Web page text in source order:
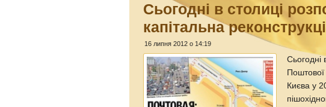
Сьогодні в столиці
капітальна
16 липня 2012 о 14:19
Сьогодні
Києва у